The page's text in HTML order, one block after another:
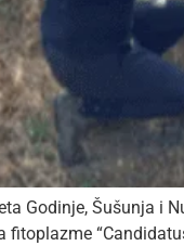
Godinje, Šušunja